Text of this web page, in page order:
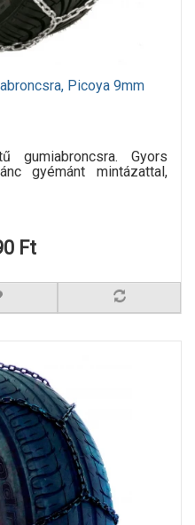
Picoya 9mm
gumiabroncsra. Gyors
gyémánt mintázattal,
Ft